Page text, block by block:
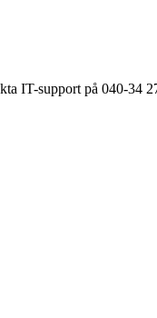
IT-support på 040-34